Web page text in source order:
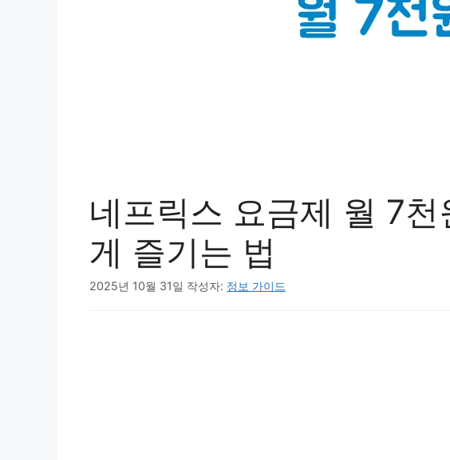
네프릭스 요금제 월 7
게 즐기는 법
2025년 10월 31일 작성자: 정보 가이드